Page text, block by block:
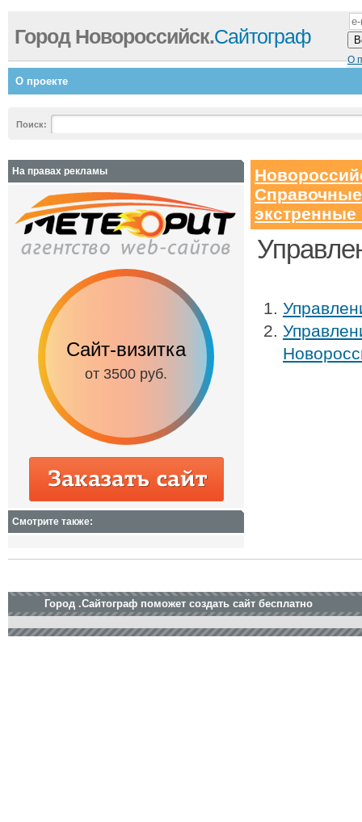
О
Город Новороссийск.Сайтограф
О проекте
Поиск:
На правах рекламы
Сайт-визитка
от 3500 руб.
Сайт с
Смотрите также:
Город .Сайтограф поможет создать сайт бесплатно